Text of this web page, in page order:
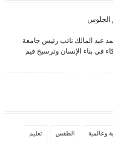
عبد المالك نائب رئيس جامعة
في بناء الإنسان وترسيخ قيم
وعالمية الطقس تعليم